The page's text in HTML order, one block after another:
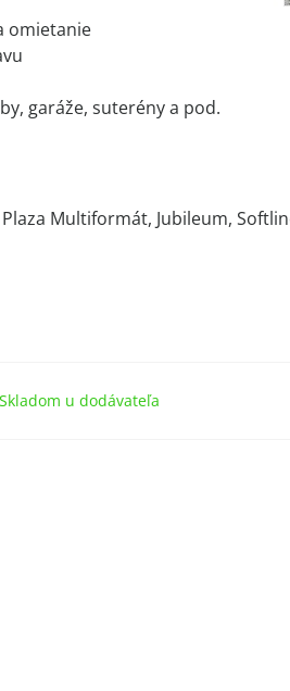
omietanie
garáže, suterény a pod.
Plaza Multiformát, Jubileum,
Skladom u dodávateľa